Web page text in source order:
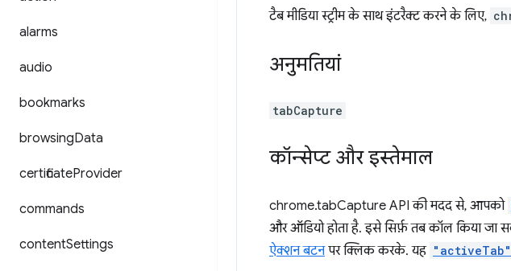
alarms
audio
bookmarks
browsingData
certificateProvider
commands
contentSettings
टैब मीडिया स्ट्रीम के साथ इंटरैक्ट करने के लिए,
अनुमतियां
tabCapture
कॉन्सेप्ट और इस्तेमाल
chrome.tabCapture API की मदद से, आपको
और ऑडियो होता है. इसे सिर्फ़ तब कॉल किया
ऐक्शन बटनपर क्लिक करके. यह "activeTab"